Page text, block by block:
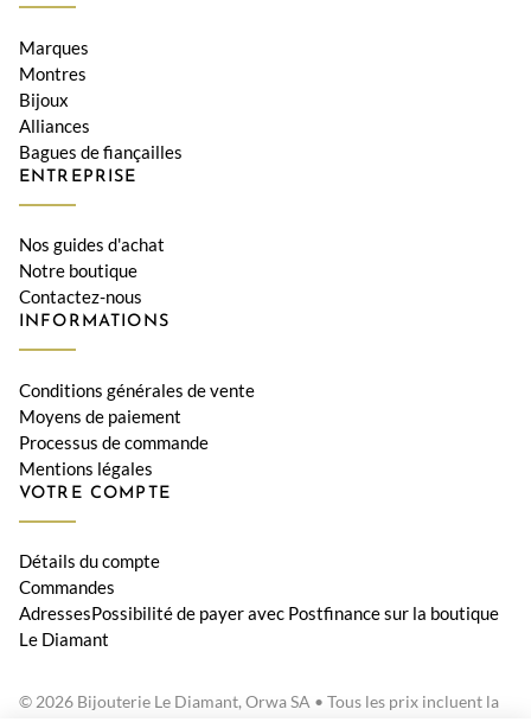
Marques
Montres
Bijoux
Alliances
Bagues de fiançailles
ENTREPRISE
Nos guides d'achat
Notre boutique
Contactez-nous
INFORMATIONS
Conditions générales de vente
Moyens de paiement
Processus de commande
Mentions légales
VOTRE COMPTE
Détails du compte
Commandes
AdressesPossibilité de payer avec Postfinance sur la boutique
Le Diamant
© 2026 Bijouterie Le Diamant, Orwa SA • Tous les prix incluent la